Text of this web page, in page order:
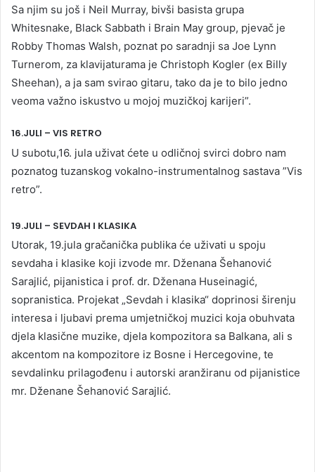
Sa njim su još i Neil Murray, bivši basista grupa
Whitesnake, Black Sabbath i Brain May group, pjevač je
Robby Thomas Walsh, poznat po saradnji sa Joe Lynn
Turnerom, za klavijaturama je Christoph Kogler (ex Billy
Sheehan), a ja sam svirao gitaru, tako da je to bilo jedno
veoma važno iskustvo u mojoj muzičkoj karijeri”.
16.JULI – VIS RETRO
U subotu,16. jula uživat ćete u odličnoj svirci dobro nam
poznatog tuzanskog vokalno-instrumentalnog sastava ”Vis
retro”.
19.JULI – SEVDAH I KLASIKA
Utorak, 19.jula gračanička publika će uživati u spoju
sevdaha i klasike koji izvode mr. Dženana Šehanović
Sarajlić, pijanistica i prof. dr. Dženana Huseinagić,
sopranistica. Projekat „Sevdah i klasika“ doprinosi širenju
interesa i ljubavi prema umjetničkoj muzici koja obuhvata
djela klasične muzike, djela kompozitora sa Balkana, ali s
akcentom na kompozitore iz Bosne i Hercegovine, te
sevdalinku prilagođenu i autorski aranžiranu od pijanistice
mr. Dženane Šehanović Sarajlić.